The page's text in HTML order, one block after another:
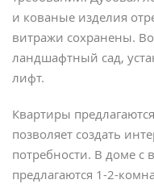
и кованые изделия
витражи сохранены.
ландшафтный сад,
лифт.
Квартиры
позволяет создать
потребности. В доме с
предлагаются 1-2-